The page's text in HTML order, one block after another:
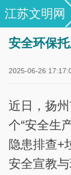
江苏文明网
安全环保
2025-06-26
近日，扬
个“安全生
隐患排查+
安全宣教